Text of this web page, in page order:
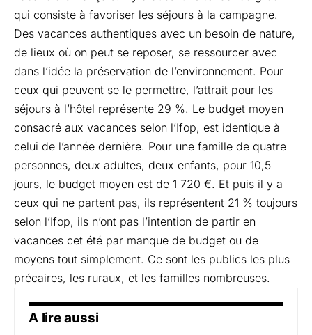
qui consiste à favoriser les séjours à la campagne.
Des vacances authentiques avec un besoin de nature,
de lieux où on peut se reposer, se ressourcer avec
dans l’idée la préservation de l’environnement. Pour
ceux qui peuvent se le permettre, l’attrait pour les
séjours à l’hôtel représente 29 %. Le budget moyen
consacré aux vacances selon l’Ifop, est identique à
celui de l’année dernière. Pour une famille de quatre
personnes, deux adultes, deux enfants, pour 10,5
jours, le budget moyen est de 1 720 €. Et puis il y a
ceux qui ne partent pas, ils représentent 21 % toujours
selon l’Ifop, ils n’ont pas l’intention de partir en
vacances cet été par manque de budget ou de
moyens tout simplement. Ce sont les publics les plus
précaires, les ruraux, et les familles nombreuses.
A lire aussi